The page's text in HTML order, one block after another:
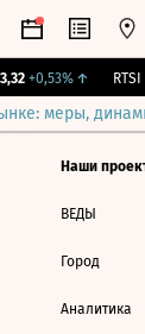
+0,53%↑ RTSI
меры,
Наши
ВЕДЫ
Город
Аналитика